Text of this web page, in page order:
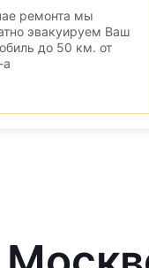
ремонта мы
эвакуируем Ваш
до 50 км. от